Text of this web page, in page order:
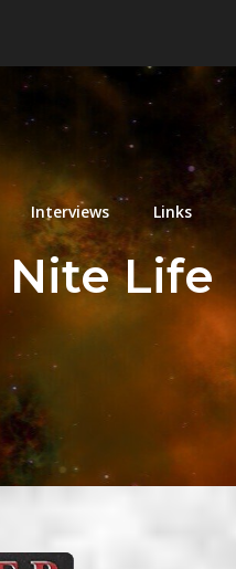
Interviews Links
Nite Life